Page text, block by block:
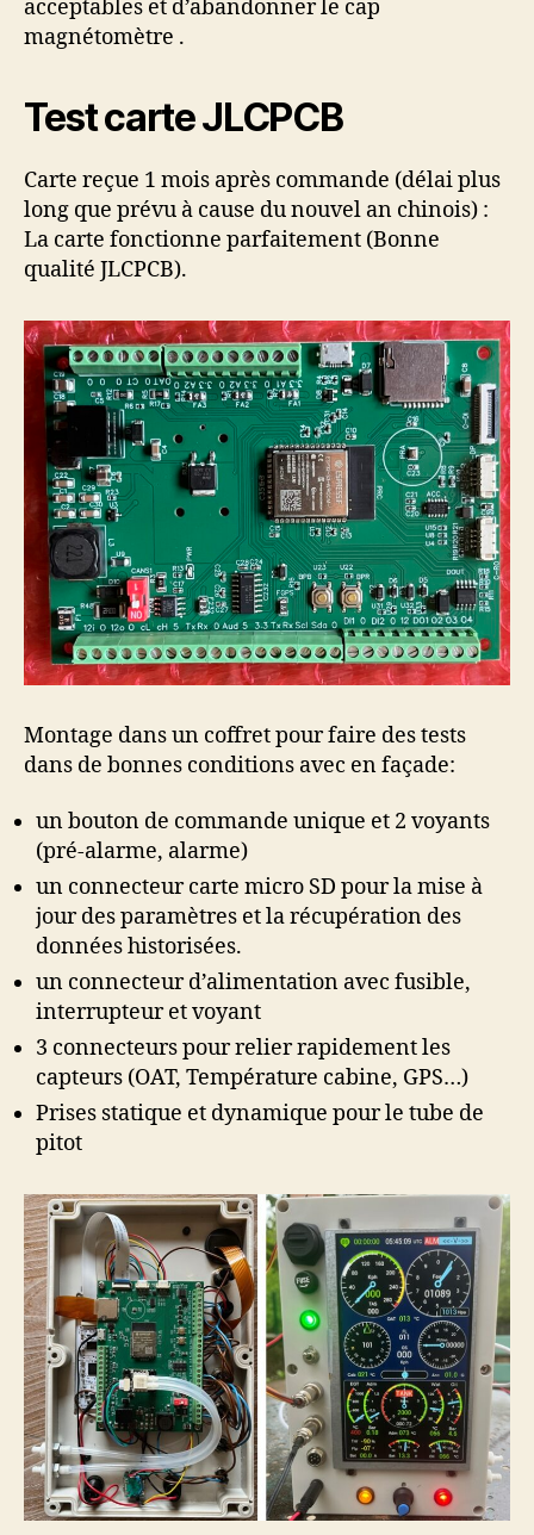
acceptables et d’abandonner le cap
magnétomètre .
Test carte JLCPCB
Carte reçue 1 mois après commande (délai plus
long que prévu à cause du nouvel an chinois) :
La carte fonctionne parfaitement (Bonne
qualité JLCPCB).
Montage dans un coffret pour faire des tests
dans de bonnes conditions avec en façade:
un bouton de commande unique et 2 voyants
(pré-alarme, alarme)
un connecteur carte micro SD pour la mise à
jour des paramètres et la récupération des
données historisées.
un connecteur d’alimentation avec fusible,
interrupteur et voyant
3 connecteurs pour relier rapidement les
capteurs (OAT, Température cabine, GPS…)
Prises statique et dynamique pour le tube de
pitot